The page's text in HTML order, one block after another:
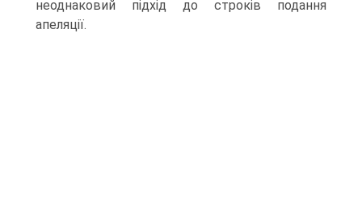
неоднаковий підхід до строків подання
апеляції.